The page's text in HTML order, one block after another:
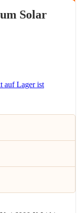
Solar
auf Lager ist